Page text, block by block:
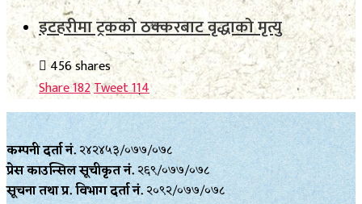
इटहरीमा ट्रकको ठक्करबाट वृद्धाको मृत्यु
456 shares
Share182Tweet114
कम्पनी दर्ता नं.२४२४५३/०७७/०७८
प्रेस काउन्सिल सूचीकृत नं.२६९/०७७/०७८
सूचना तथा प्र‍. विभाग दर्ता नं.२०९२/०७७/०७८